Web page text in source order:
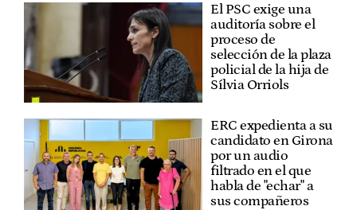
El PSC exige una
auditoría sobre el
proceso de
selección de la plaza
policial de la hija de
Sílvia Orriols
ERC expedienta a su
candidato en Girona
por un audio
filtrado en el que
habla de "echar" a
sus compañeros